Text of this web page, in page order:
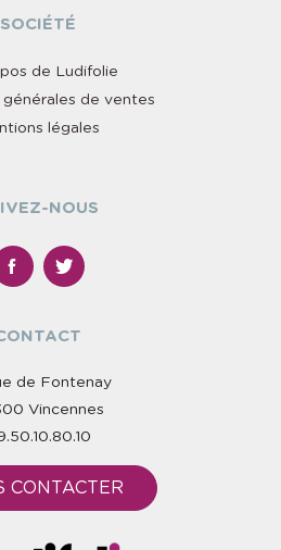
SOCIÉTÉ
de Ludifolie
générales de ventes
légales
NOUS
de Fontenay
Vincennes
CONTACTER